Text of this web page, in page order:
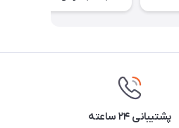
پشتیبانی ۲۴ ساعته